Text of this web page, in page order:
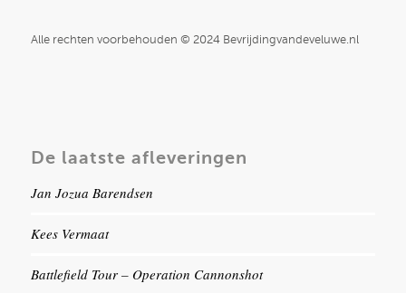
Alle rechten voorbehouden © 2024 Bevrijdingvandeveluwe.nl
De laatste afleveringen
Jan Jozua Barendsen
Kees Vermaat
Battlefield Tour – Operation Cannonshot